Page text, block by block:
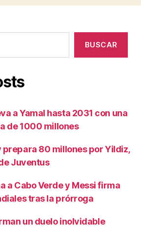
BUSCAR
a Yamal hasta 2031 con una
de 1000 millones
80 millones por Yildiz,
Juventus
a Cabo Verde y Messi firma
tras la prórroga
un duelo inolvidable